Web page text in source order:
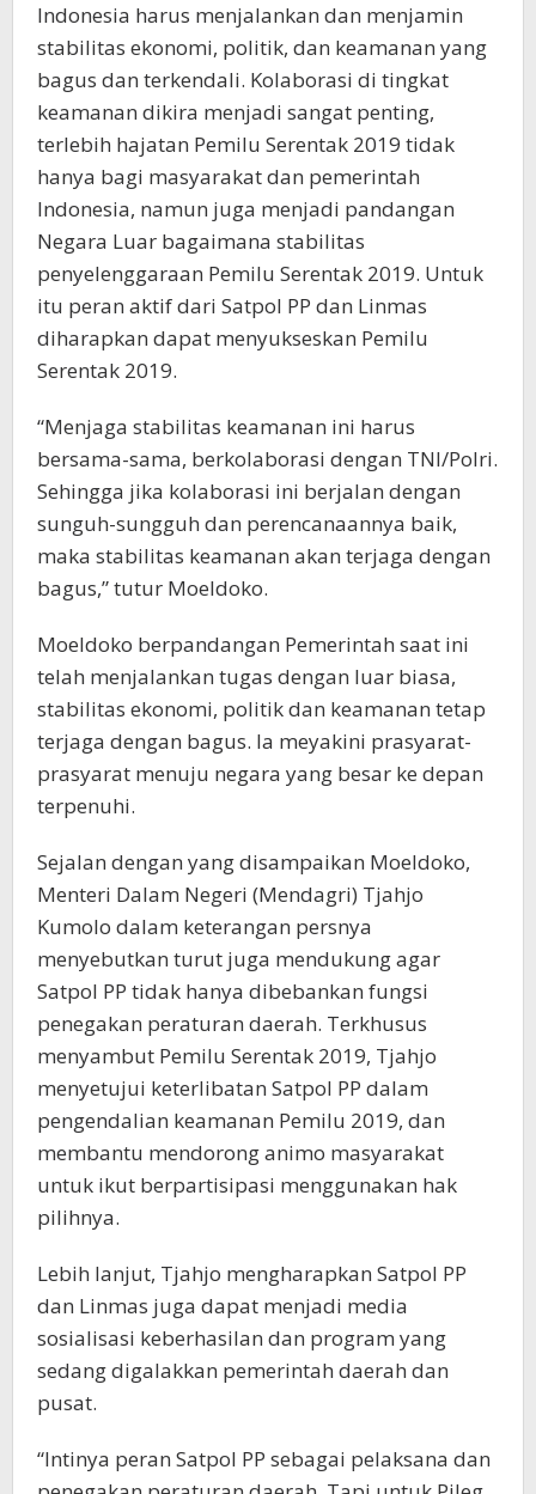
Indonesia harus menjalankan dan menjamin
stabilitas ekonomi, politik, dan keamanan yang
bagus dan terkendali. Kolaborasi di tingkat
keamanan dikira menjadi sangat penting,
terlebih hajatan Pemilu Serentak 2019 tidak
hanya bagi masyarakat dan pemerintah
Indonesia, namun juga menjadi pandangan
Negara Luar bagaimana stabilitas
penyelenggaraan Pemilu Serentak 2019. Untuk
itu peran aktif dari Satpol PP dan Linmas
diharapkan dapat menyukseskan Pemilu
Serentak 2019.
“Menjaga stabilitas keamanan ini harus
bersama-sama, berkolaborasi dengan TNI/Polri.
Sehingga jika kolaborasi ini berjalan dengan
sunguh-sungguh dan perencanaannya baik,
maka stabilitas keamanan akan terjaga dengan
bagus,” tutur Moeldoko.
Moeldoko berpandangan Pemerintah saat ini
telah menjalankan tugas dengan luar biasa,
stabilitas ekonomi, politik dan keamanan tetap
terjaga dengan bagus. Ia meyakini prasyarat-
prasyarat menuju negara yang besar ke depan
terpenuhi.
Sejalan dengan yang disampaikan Moeldoko,
Menteri Dalam Negeri (Mendagri) Tjahjo
Kumolo dalam keterangan persnya
menyebutkan turut juga mendukung agar
Satpol PP tidak hanya dibebankan fungsi
penegakan peraturan daerah. Terkhusus
menyambut Pemilu Serentak 2019, Tjahjo
menyetujui keterlibatan Satpol PP dalam
pengendalian keamanan Pemilu 2019, dan
membantu mendorong animo masyarakat
untuk ikut berpartisipasi menggunakan hak
pilihnya.
Lebih lanjut, Tjahjo mengharapkan Satpol PP
dan Linmas juga dapat menjadi media
sosialisasi keberhasilan dan program yang
sedang digalakkan pemerintah daerah dan
pusat.
“Intinya peran Satpol PP sebagai pelaksana dan